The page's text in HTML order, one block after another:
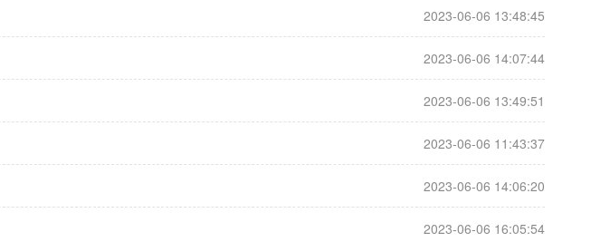
2023-06-06 13:48:45
2023-06-06 14:07:44
2023-06-06 13:49:51
2023-06-06 11:43:37
2023-06-06 14:06:20
2023-06-06 16:05:54